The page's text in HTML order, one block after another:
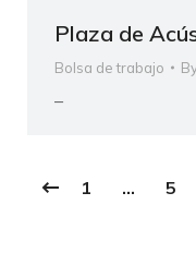
Plaza de
Bolsa de trabajo
–
1 … 5